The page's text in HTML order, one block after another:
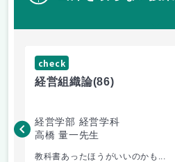
check
経営組織論(86)
経営学部 経営学科
高橋 量一先生
教科書あったほうがいいのかも...